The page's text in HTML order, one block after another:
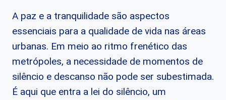
A paz e a tranquilidade são aspectos
essenciais para a qualidade de vida nas áreas
urbanas. Em meio ao ritmo frenético das
metrópoles, a necessidade de momentos de
silêncio e descanso não pode ser subestimada.
É aqui que entra a lei do silêncio, um